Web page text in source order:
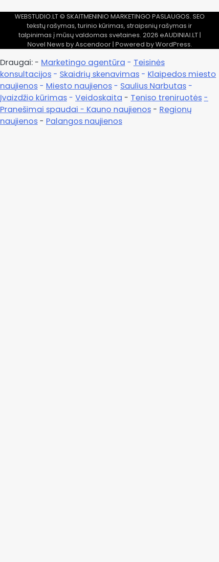
WEBSTUDIO.LT© SKAITMENINIO MARKETINGO PASLAUGOS. SEO
tekstų rašymas, turinio kūrimas, straipsnių rašymas ir
talpinimas į mūsų valdomas svetaines. 2026 eAUDINIAI.LT|
Novel News byAscendoor| Powered byWordPress.
Draugai: - Marketingo agentūra - Teisinės
konsultacijos - Skaidrių skenavimas - Klaipedos miesto
naujienos - Miesto naujienos - Saulius Narbutas -
Įvaizdžio kūrimas - Veidoskaita - Teniso treniruotės -
Pranešimai spaudai - Kauno naujienos - Regionų
naujienos - Palangos naujienos